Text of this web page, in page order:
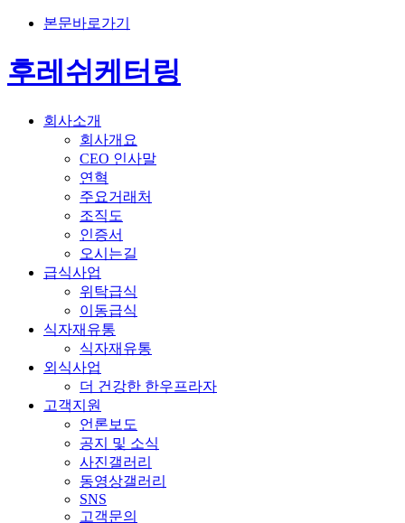
본문바로가기
후레쉬케터링
회사소개
회사개요
CEO 인사말
연혁
주요거래처
조직도
인증서
오시는길
급식사업
위탁급식
이동급식
식자재유통
식자재유통
외식사업
더 건강한 한우프라자
고객지원
언론보도
공지 및 소식
사진갤러리
동영상갤러리
SNS
고객문의